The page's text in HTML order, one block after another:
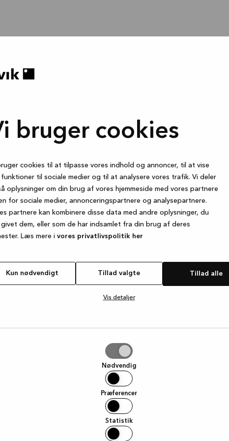
bruger cookies
cookies til at tilpasse vores indhold og annoncer, til at vise
til sociale medier og til at analysere vores trafik. Vi deler
oplysninger om din brug af vores hjemmeside med vores partnere
for sociale medier, annonceringspartnere og analysepartnere.
partnere kan kombinere disse data med andre oplysninger, du
givet dem, eller som de har indsamlet fra din brug af deres
Læs mere i vores privatlivspolitik her
Kun nødvendigt Tillad valgte Tillad alle
Vis detaljer
Nødvendig
Præferencer
Statistik
exception has occurred (see the